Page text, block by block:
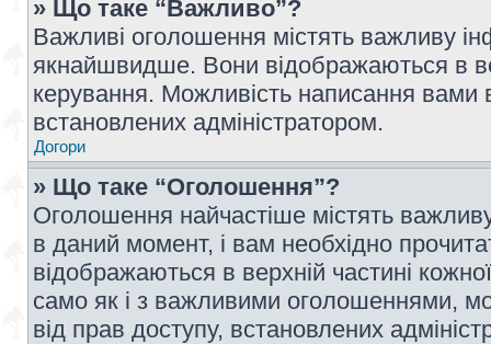
» Що таке “Важливо”?
Важливі оголошення містять важливу
якнайшвидше. Вони відображаються в
керування. Можливість написання
встановлених адміністратором.
Догори
» Що таке “Оголошення”?
Оголошення найчастіше містять
в даний момент, і вам необхідно
відображаються в верхній частині
само як і з важливими оголошеннями,
від прав доступу, встановлених